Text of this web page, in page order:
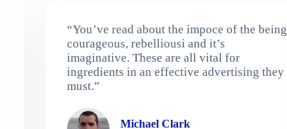
“You’ve read about the impoce of the being
courageous, rebelliousi and it’s
imaginative. These are all vital for
ingredients in an effective advertising they
must.”
Michael Clark